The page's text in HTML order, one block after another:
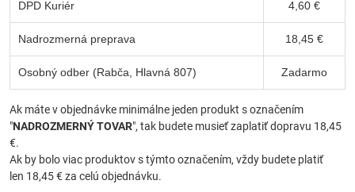
DPD Kuriér 4,60 €
Nadrozmerná preprava 18,45 €
Osobný odber (Rabča, Hlavná 807) Zadarmo
Ak máte v objednávke minimálne jeden produkt s označením
"NADROZMERNÝ TOVAR", tak budete musieť zaplatiť dopravu 18,45
€.
Ak by bolo viac produktov s týmto označením, vždy budete platiť
len 18,45 € za celú objednávku.